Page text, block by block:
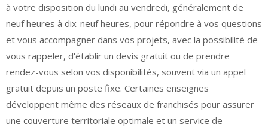
à votre disposition du lundi au vendredi, généralement de
neuf heures à dix-neuf heures, pour répondre à vos questions
et vous accompagner dans vos projets, avec la possibilité de
vous rappeler, d'établir un devis gratuit ou de prendre
rendez-vous selon vos disponibilités, souvent via un appel
gratuit depuis un poste fixe. Certaines enseignes
développent même des réseaux de franchisés pour assurer
une couverture territoriale optimale et un service de